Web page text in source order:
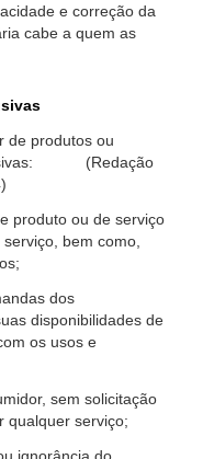
e correção da
cabe a quem as
de produtos ou
(Redação
produto ou de serviço
bem como,
dos
disponibilidades de
os usos e
sem solicitação
qualquer serviço;